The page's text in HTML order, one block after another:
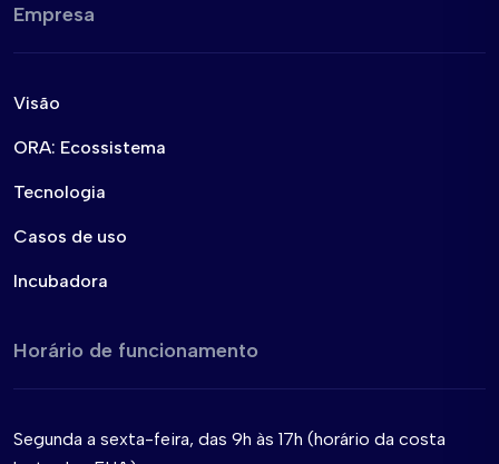
Empresa
Visão
ORA: Ecossistema
Tecnologia
Casos de uso
Incubadora
Horário de funcionamento
Segunda a sexta-feira, das 9h às 17h (horário da costa